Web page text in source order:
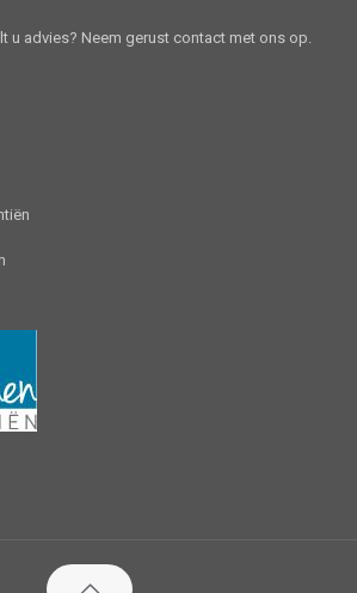
u advies? Neem gerust contact met ons op.